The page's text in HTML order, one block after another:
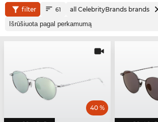
filter 61 all CelebrityBrands brands
40 %